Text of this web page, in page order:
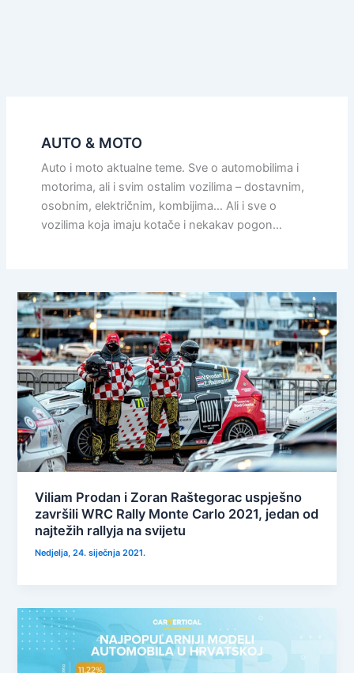
AUTO & MOTO
Auto i moto aktualne teme. Sve o automobilima i
motorima, ali i svim ostalim vozilima – dostavnim,
osobnim, električnim, kombijima… Ali i sve o
vozilima koja imaju kotače i nekakav pogon…
Viliam Prodan i Zoran Raštegorac uspješno
završili WRC Rally Monte Carlo 2021, jedan od
najtežih rallyja na svijetu
Nedjelja, 24. siječnja 2021.